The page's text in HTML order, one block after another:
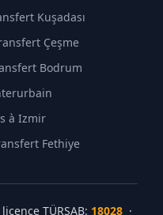
Kuşadası
Çeşme
Bodrum
à Izmir
Fethiye
TÜRSAB: 18028·